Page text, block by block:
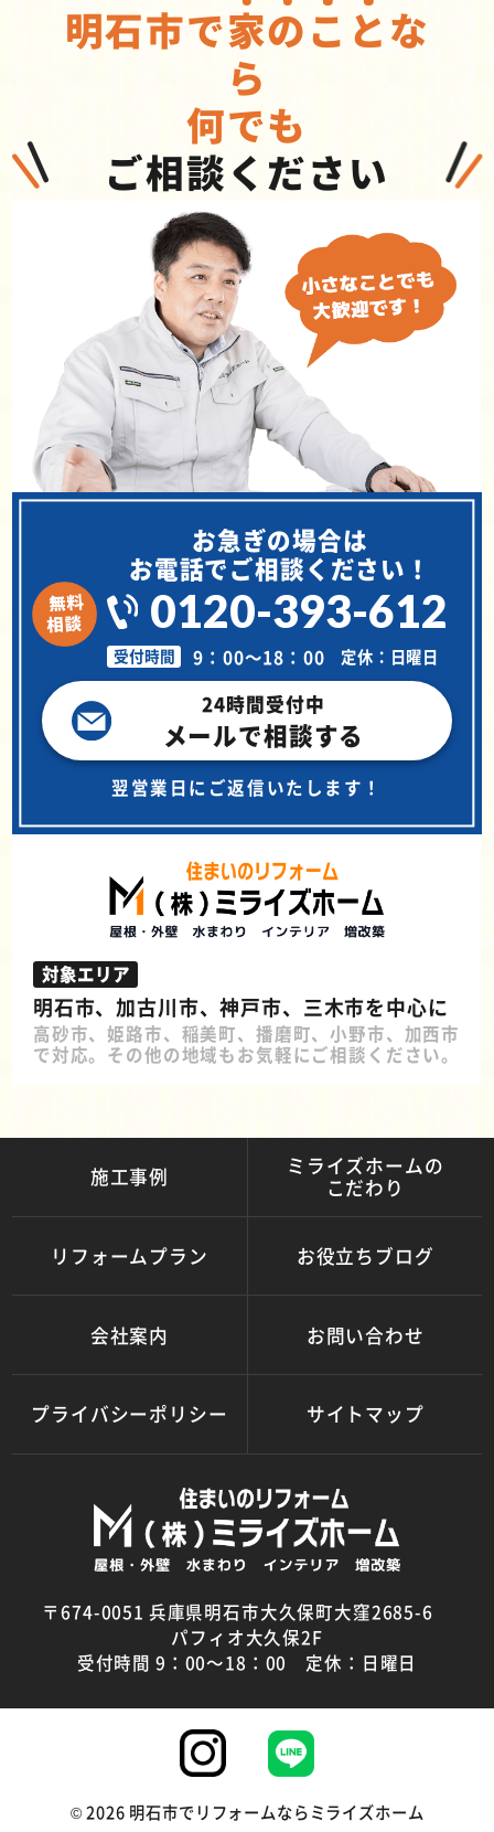
明石市で家のこ とな
ら
何でも
ご相談ください
お急ぎの場合は
お電話でご相談ください！
0120-393-612
受付時間 9：00～18：00 定休：日曜日
24時間受付中
メールで相談する
翌営業日にご返信いたします！
対象エリア
明石市、加古川市、神戸市、三木市を中心に
高砂市、姫路市、稲美町、播磨町、小野市、加西市
で対応。その他の地域もお気軽にご相談ください。
施工事例
ミライズホームの
こだわり
リフォームプラン お役立ちブログ
会社案内 お問い合わせ
プライバシーポリシー サイトマップ
〒674-0051 兵庫県明石市大久保町大窪2685-6
パフィオ大久保2F
受付時間 9：00～18：00 定休：日曜日
©2026 明石市でリフォームならミライズホーム